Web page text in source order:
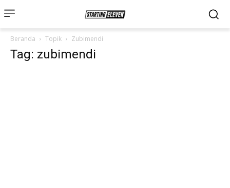
Beranda Topik Zubimendi
Tag: zubimendi